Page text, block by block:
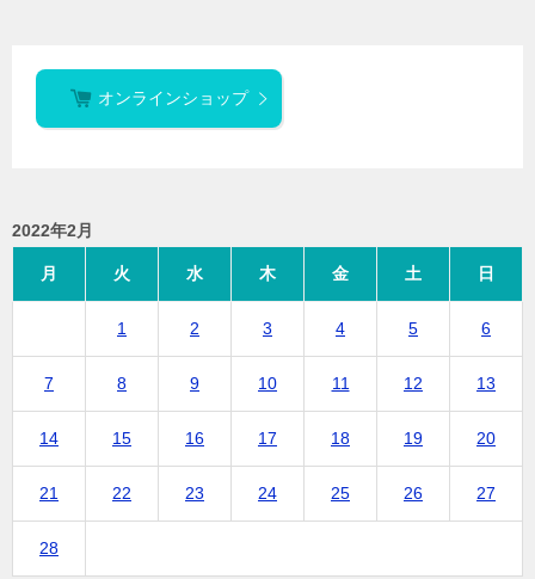
オンラインショップ
2022年2月
月 火 水 木 金 土 日
1 2 3 4 5 6
7 8 9 10 11 12 13
14 15 16 17 18 19 20
21 22 23 24 25 26 27
28